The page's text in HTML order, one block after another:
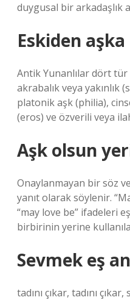
duygusal bir arkadaşlık
Eskiden
Antik Yunanlılar dört tür
akrabalık veya yakınlık
platonik aşk (philia),
(eros) ve özverili veya
Aşk olsun
Onaylanmayan bir söz
yanıt olarak söylenir.
“may love be” ifadeleri
birbirinin yerine
Sevmek eş
tadını çıkar, tadını çıkar,